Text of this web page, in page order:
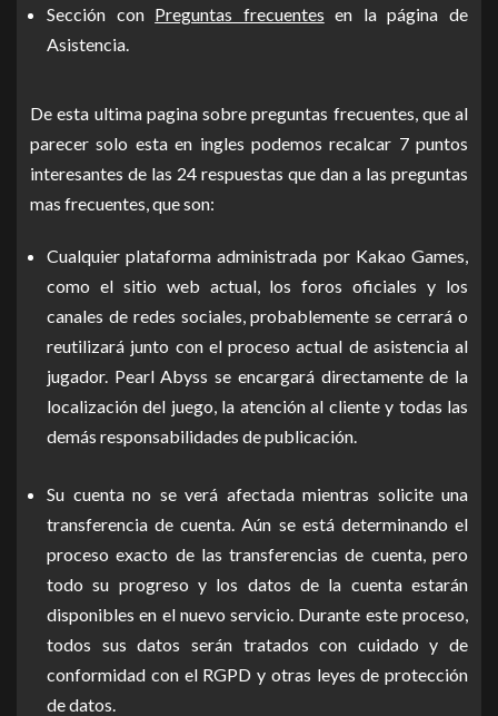
Sección con Preguntas frecuentes en la página de
Asistencia.
De esta ultima pagina sobre preguntas frecuentes, que al
parecer solo esta en ingles podemos recalcar 7 puntos
interesantes de las 24 respuestas que dan a las preguntas
mas frecuentes, que son:
Cualquier plataforma administrada por Kakao Games,
como el sitio web actual, los foros oficiales y los
canales de redes sociales, probablemente se cerrará o
reutilizará junto con el proceso actual de asistencia al
jugador. Pearl Abyss se encargará directamente de la
localización del juego, la atención al cliente y todas las
demás responsabilidades de publicación.
Su cuenta no se verá afectada mientras solicite una
transferencia de cuenta. Aún se está determinando el
proceso exacto de las transferencias de cuenta, pero
todo su progreso y los datos de la cuenta estarán
disponibles en el nuevo servicio. Durante este proceso,
todos sus datos serán tratados con cuidado y de
conformidad con el RGPD y otras leyes de protección
de datos.